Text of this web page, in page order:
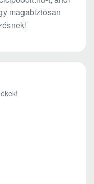
magabiztosan